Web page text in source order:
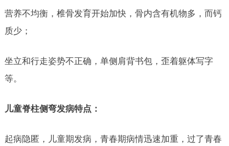
营养不均衡，椎骨发育开始加快，骨内含有机物多，而钙
质少；
坐立和行走姿势不正确，单侧肩背书包，歪着躯体写字
等。
儿童脊柱侧弯发病特点：
起病隐匿，儿童期发病，青春期病情迅速加重，过了青春